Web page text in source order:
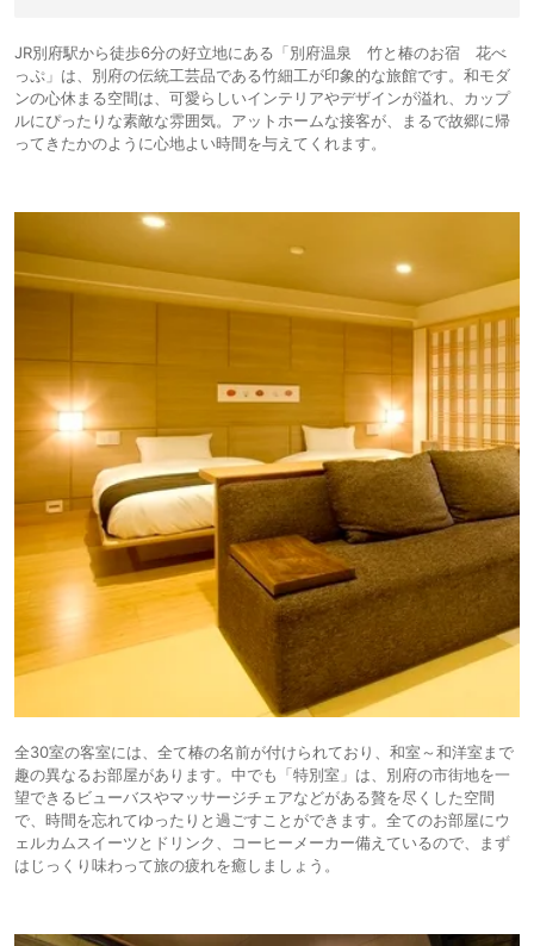
JR別府駅から徒歩6分の好立地にある「別府温泉 竹と椿のお宿 花べ
っぷ」は、別府の伝統工芸品である竹細工が印象的な旅館です。和モダ
ンの心休まる空間は、可愛らしいインテリアやデザインが溢れ、カップ
ルにぴったりな素敵な雰囲気。アットホームな接客が、まるで故郷に帰
ってきたかのように心地よい時間を与えてくれます。
全30室の客室には、全て椿の名前が付けられており、和室～和洋室まで
趣の異なるお部屋があります。中でも「特別室」は、別府の市街地を一
望できるビューバスやマッサージチェアなどがある贅を尽くした空間
で、時間を忘れてゆったりと過ごすことができます。全てのお部屋にウ
ェルカムスイーツとドリンク、コーヒーメーカー備えているので、まず
はじっくり味わって旅の疲れを癒しましょう。